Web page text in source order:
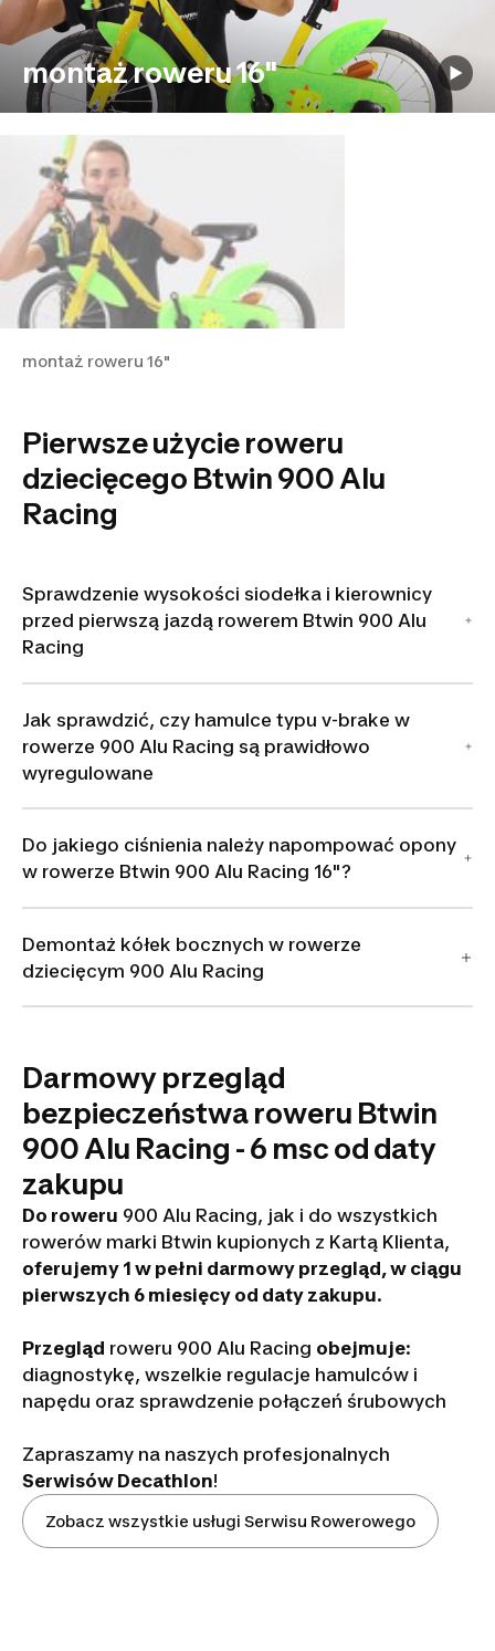
montaż roweru 16"
montaż roweru 16"
Pierwsze użycie roweru
dziecięcego Btwin 900 Alu
Racing
Sprawdzenie wysokości siodełka i kierownicy
przed pierwszą jazdą rowerem Btwin 900 Alu
Racing
Jak sprawdzić, czy hamulce typu v-brake w
rowerze 900 Alu Racing są prawidłowo
wyregulowane
Do jakiego ciśnienia należy napompować opony
w rowerze Btwin 900 Alu Racing 16"?
Demontaż kółek bocznych w rowerze
dziecięcym 900 Alu Racing
Darmowy przegląd
bezpieczeństwa roweru Btwin
900 Alu Racing - 6 msc od daty
zakupu
Do roweru 900 Alu Racing, jak i do wszystkich
rowerów marki Btwin kupionych z Kartą Klienta,
oferujemy 1 w pełni darmowy przegląd, w ciągu
pierwszych 6 miesięcy od daty zakupu.
Przegląd roweru 900 Alu Racing obejmuje:
diagnostykę, wszelkie regulacje hamulców i
napędu oraz sprawdzenie połączeń śrubowych
Zapraszamy na naszych profesjonalnych
Serwisów Decathlon!
Zobacz wszystkie usługi Serwisu Rowerowego